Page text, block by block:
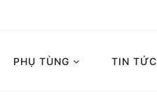
PHỤ TÙNG TIN TỨC